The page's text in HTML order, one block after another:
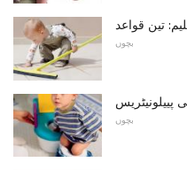
تین قواعد
بچوں
پییلونیٹریس
بچوں